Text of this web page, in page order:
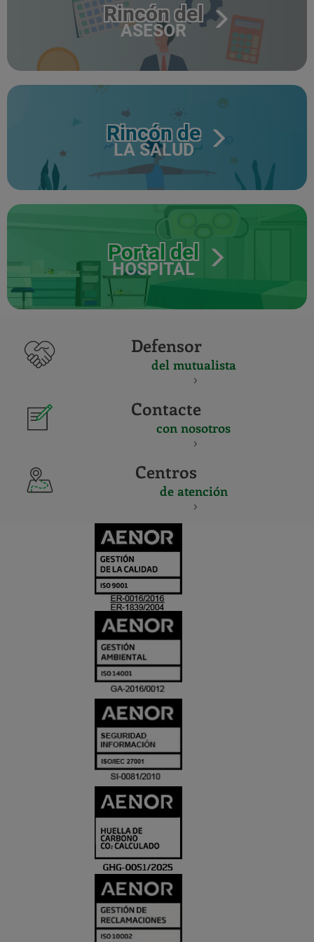
Rincón del
ASESOR
Rincón de
LA SALUD
Portal del
HOSPITAL
Defensor
del mutualista
Contacte
con nosotros
Centros
de atención
Y